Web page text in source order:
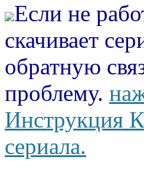
Если не
скачивает
обратную
проблему.
Инструкция
сериала.